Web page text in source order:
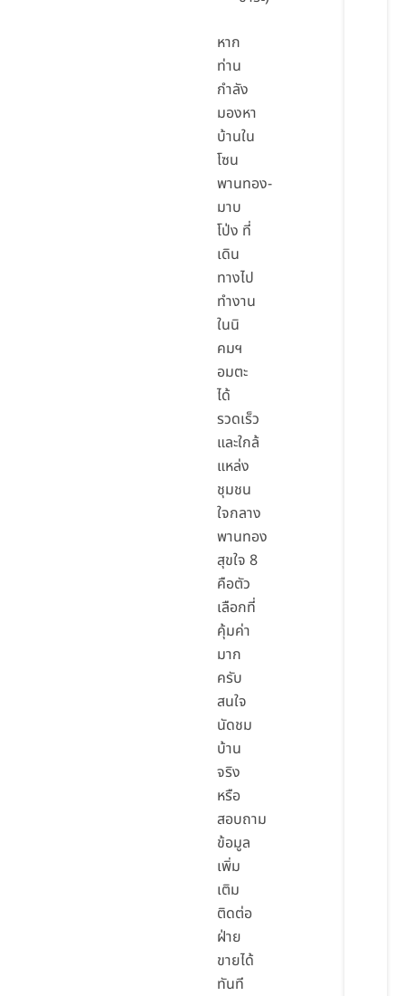
หาก
ท่าน
กำลัง
มองหา
บ้านใน
โซน
พานทอง-
มาบ
โป่ง ที่
เดิน
ทางไป
ทำงาน
ในนิ
คมฯ
อมตะ
ได้
รวดเร็ว
และใกล้
แหล่ง
ชุมชน
ใจกลาง
พานทอง
สุขใจ 8
คือตัว
เลือกที่
คุ้มค่า
มาก
ครับ
สนใจ
นัดชม
บ้าน
จริง
หรือ
สอบถาม
ข้อมูล
เพิ่ม
เติม
ติดต่อ
ฝ่าย
ขายได้
ทันที